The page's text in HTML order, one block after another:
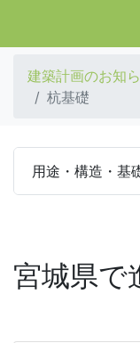
建築計画のお知
杭基礎
用途・構造・基
宮城県で